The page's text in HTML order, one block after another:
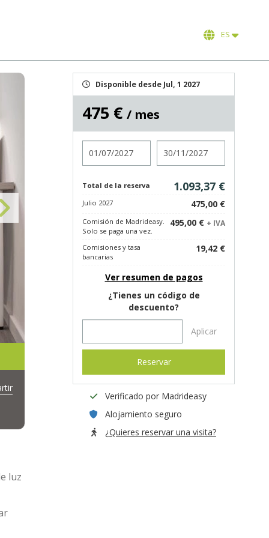
ES
luz
Disponible desde Jul, 1 2027
475 € / mes
Total de la reserva 1.093,37 €
Julio 2027 475,00 €
Comisión de Madrideasy.
Solo se paga una vez.
495,00 € + IVA
Comisiones y tasa
bancarias
19,42 €
Ver resumen de pagos
¿Tienes un código de
descuento?
Aplicar
Reservar
Verificado por Madrideasy
Alojamiento seguro
¿Quieres reservar una visita?